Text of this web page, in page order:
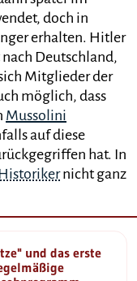
doch in
erhalten. Hitler
Deutschland,
Mitglieder der
möglich, dass
Mussolini
auf diese
hat. In
nicht ganz
und das erste